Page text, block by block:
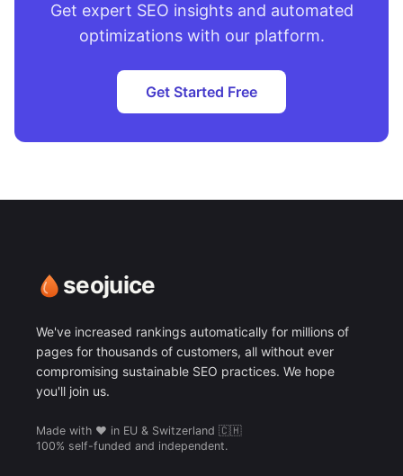
Get expert SEO insights and automated
optimizations with our platform.
Get Started Free
seojuice
We've increased rankings automatically for millions of
pages for thousands of customers, all without ever
compromising sustainable SEO practices. We hope
you'll join us.
Made with ❤️ in EU & Switzerland 🇨🇭
100% self-funded and independent.